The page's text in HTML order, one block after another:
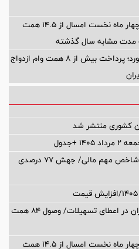
حق بیمه تولیدی بیمه ملت در چهار ماه نخست امسال از 14.5 همت
در چهار ماه نخست ۱۴۰۵ رقم خورد؛ پرداخت بیش از ۸ همت وام ازدواج
کشوری منتشر شد
جایگاه نخست بانك ملت در 10 شاخص مهم مالی/ جهش 77 درصدی
ارتقای ظرفیت بانک صادرات ایران در اعطای تسهیلات/ وصول ۸۴ همت
حق بیمه تولیدی بیمه ملت در چهار ماه نخست امسال از 14.5 همت